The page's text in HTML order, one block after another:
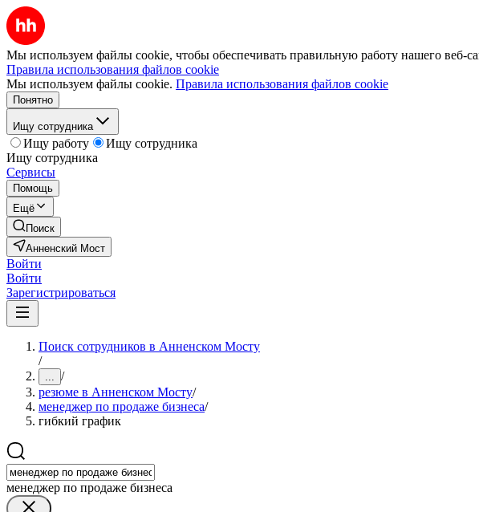
Мы используем файлы cookie, чтобы обеспечивать правильную работу нашего веб-
Правила использования файлов cookie
Мы используем файлы cookie. Правила использования файлов cookie
Понятно
Ищу сотрудника
Ищу работу
Ищу сотрудника
Ищу сотрудника
Сервисы
Помощь
Ещё
Поиск
Анненский Мост
Войти
Войти
Зарегистрироваться
Поиск сотрудников в Анненском Мосту
/
... /
резюме в Анненском Мосту/
менеджер по продаже бизнеса/
гибкий график
менеджер по продаже бизнеса